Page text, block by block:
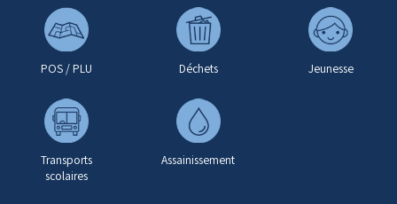
POS / PLU Déchets Jeunesse
Transports
scolaires
Assainissement